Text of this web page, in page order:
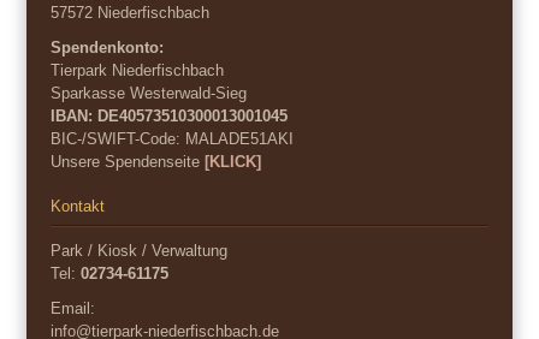
57572 Niederfischbach
Spendenkonto:
Tierpark Niederfischbach
Sparkasse Westerwald-Sieg
IBAN: DE40573510300013001045
BIC-/SWIFT-Code: MALADE51AKI
Unsere Spendenseite[KLICK]
Kontakt
Park / Kiosk / Verwaltung
Tel:02734-61175
Email:
info@tierpark-niederfischbach.de